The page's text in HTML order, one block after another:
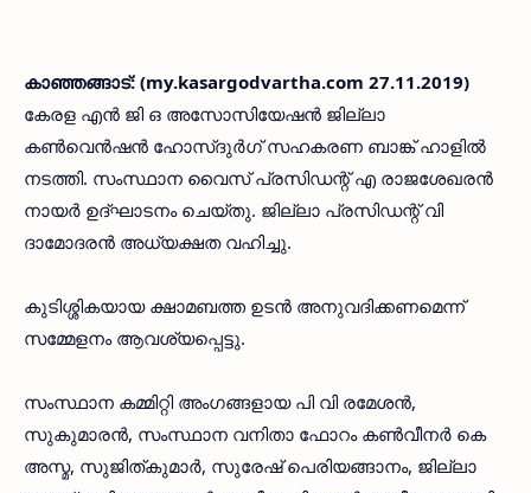
കാഞ്ഞങ്ങാട്: (my.kasargodvartha.com 27.11.2019)
കേരള എന്‍ ജി ഒ അസോസിയേഷന്‍ ജില്ലാ
കണ്‍വെന്‍ഷന്‍ ഹോസ്ദുര്‍ഗ് സഹകരണ ബാങ്ക് ഹാളില്‍
നടത്തി. സംസ്ഥാന വൈസ് പ്രസിഡന്റ് എ രാജശേഖരന്‍
നായര്‍ ഉദ്ഘാടനം ചെയ്തു. ജില്ലാ പ്രസിഡന്റ് വി
ദാമോദരന്‍ അധ്യക്ഷത വഹിച്ചു.
കുടിശ്ശികയായ ക്ഷാമബത്ത ഉടന്‍ അനുവദിക്കണമെന്ന്
സമ്മേളനം ആവശ്യപ്പെട്ടു.
സംസ്ഥാന കമ്മിറ്റി അംഗങ്ങളായ പി വി രമേശന്‍,
സുകുമാരന്‍, സംസ്ഥാന വനിതാ ഫോറം കണ്‍വീനര്‍ കെ
അസ്മ, സുജിത്കുമാര്‍, സുരേഷ് പെരിയങ്ങാനം, ജില്ലാ